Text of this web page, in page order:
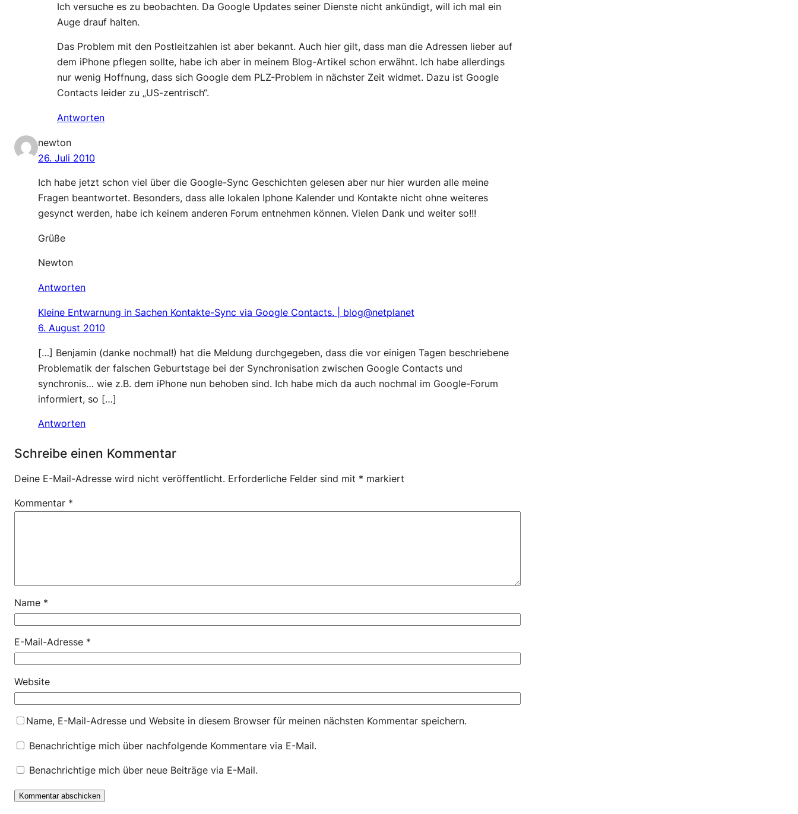
Ich versuche es zu beobachten. Da Google Updates seiner Dienste nicht ankündigt, will ich mal ein
Auge drauf halten.
Das Problem mit den Postleitzahlen ist aber bekannt. Auch hier gilt, dass man die Adressen lieber auf
dem iPhone pflegen sollte, habe ich aber in meinem Blog-Artikel schon erwähnt. Ich habe allerdings
nur wenig Hoffnung, dass sich Google dem PLZ-Problem in nächster Zeit widmet. Dazu ist Google
Contacts leider zu „US-zentrisch“.
Antworten
newton
26. Juli 2010
Ich habe jetzt schon viel über die Google-Sync Geschichten gelesen aber nur hier wurden alle meine
Fragen beantwortet. Besonders, dass alle lokalen Iphone Kalender und Kontakte nicht ohne weiteres
gesynct werden, habe ich keinem anderen Forum entnehmen können. Vielen Dank und weiter so!!!
Grüße
Newton
Antworten
Kleine Entwarnung in Sachen Kontakte-Sync via Google Contacts. | blog@netplanet
6. August 2010
[…] Benjamin (danke nochmal!) hat die Meldung durchgegeben, dass die vor einigen Tagen beschriebene
Problematik der falschen Geburtstage bei der Synchronisation zwischen Google Contacts und
synchronis… wie z.B. dem iPhone nun behoben sind. Ich habe mich da auch nochmal im Google-Forum
informiert, so […]
Antworten
Schreibe einen Kommentar
Deine E-Mail-Adresse wird nicht veröffentlicht. Erforderliche Felder sind mit * markiert
Kommentar *
Name *
E-Mail-Adresse *
Website
Name, E-Mail-Adresse und Website in diesem Browser für meinen nächsten Kommentar speichern.
Benachrichtige mich über nachfolgende Kommentare via E-Mail.
Benachrichtige mich über neue Beiträge via E-Mail.